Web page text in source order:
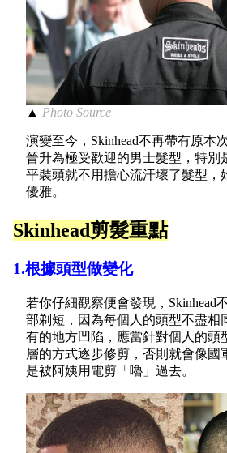
▲ Photo Source
演變至今，Skinhead不再帶有原本
晉升為極受歡迎的男士髮型，特別
平裝頭就不用擔心流汗壞了髮型，
優雅。
Skinhead剪髮重點
1.根據頭型做變化
若你仔細觀察便會發現，Skinhead
部剃短，因為每個人的頭型不盡相
有的地方凹陷，應當針對個人的頭
層的方式逐步修剪，否則就會像國
是被阿姨用電剪「嚕」過去。